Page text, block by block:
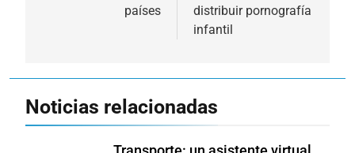
países
distribuir pornografía
infantil
Noticias relacionadas